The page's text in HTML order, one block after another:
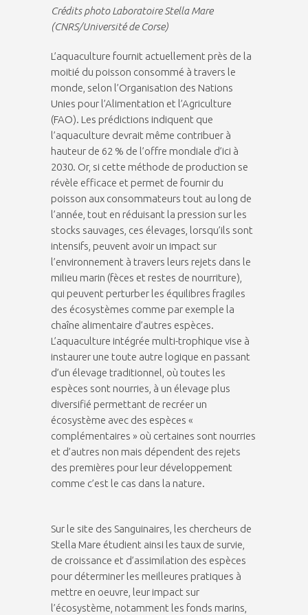
Crédits photo Laboratoire Stella Mare
(CNRS/Université de Corse)
L’aquaculture fournit actuellement près de la
moitié du poisson consommé à travers le
monde, selon l’Organisation des Nations
Unies pour l’Alimentation et l’Agriculture
(FAO). Les prédictions indiquent que
l’aquaculture devrait même contribuer à
hauteur de 62 % de l’offre mondiale d’ici à
2030. Or, si cette méthode de production se
révèle efficace et permet de fournir du
poisson aux consommateurs tout au long de
l’année, tout en réduisant la pression sur les
stocks sauvages, ces élevages, lorsqu’ils sont
intensifs, peuvent avoir un impact sur
l’environnement à travers leurs rejets dans le
milieu marin (fèces et restes de nourriture),
qui peuvent perturber les équilibres fragiles
des écosystèmes comme par exemple la
chaîne alimentaire d’autres espèces.
L’aquaculture intégrée multi-trophique vise à
instaurer une toute autre logique en passant
d’un élevage traditionnel, où toutes les
espèces sont nourries, à un élevage plus
diversifié permettant de recréer un
écosystème avec des espèces «
complémentaires » où certaines sont nourries
et d’autres non mais dépendent des rejets
des premières pour leur développement
comme c’est le cas dans la nature.
Sur le site des Sanguinaires, les chercheurs de
Stella Mare étudient ainsi les taux de survie,
de croissance et d’assimilation des espèces
pour déterminer les meilleures pratiques à
mettre en oeuvre, leur impact sur
l’écosystème, notamment les fonds marins,